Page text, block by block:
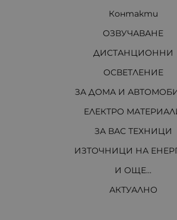
Контакти
ОЗВУЧАВАНЕ
ДИСТАНЦИОННИ
ОСВЕТЛЕНИЕ
ЗА ДОМА И
ЕЛЕКТРО
ЗА ВАС ТЕХНИЦИ
ИЗТОЧНИЦИ НА
И ОЩЕ...
АКТУАЛНО